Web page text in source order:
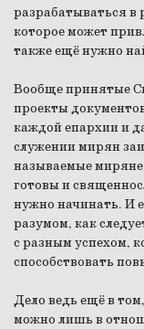
разрабатываться в
которое может
также ещё нужно
Вообще принятые
проекты
каждой епархии и
служении мирян
называемые миряне
готовы и
нужно начинать. И
разумом, как
с разным успехом,
способствовать
Дело ведь ещё в
можно лишь в